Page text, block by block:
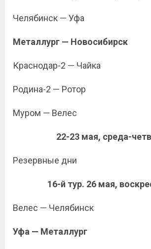
Челябинск — Уфа
Металлург — Новосибирск
Краснодар-2 — Чайка
Родина-2 — Ротор
Муром — Велес
22-23 мая, среда-
Резервные дни
16-й тур. 26 мая,
Велес — Челябинск
Уфа — Металлург